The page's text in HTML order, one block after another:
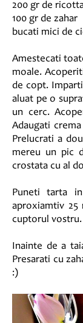
200 gr de
100 gr de zahar
bucati mici de
Amestecati
moale.
de copt.
aluat pe o
un cerc.
Adaugati
Prelucrati a
mereu un pic
crostata cu al
Puneti tarta
aproxiamtiv
cuptorul vostru.
Inainte de a
Presarati cu
:)